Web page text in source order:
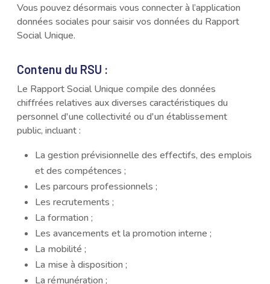
Vous pouvez désormais vous connecter à l’application
données sociales pour saisir vos données du Rapport
Social Unique.
Contenu du RSU :
Le Rapport Social Unique compile des données
chiffrées relatives aux diverses caractéristiques du
personnel d'une collectivité ou d'un établissement
public, incluant :
La gestion prévisionnelle des effectifs, des emplois
et des compétences ;
Les parcours professionnels ;
Les recrutements ;
La formation ;
Les avancements et la promotion interne ;
La mobilité ;
La mise à disposition ;
La rémunération ;